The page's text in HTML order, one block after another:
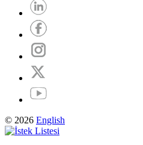
© 2026 English